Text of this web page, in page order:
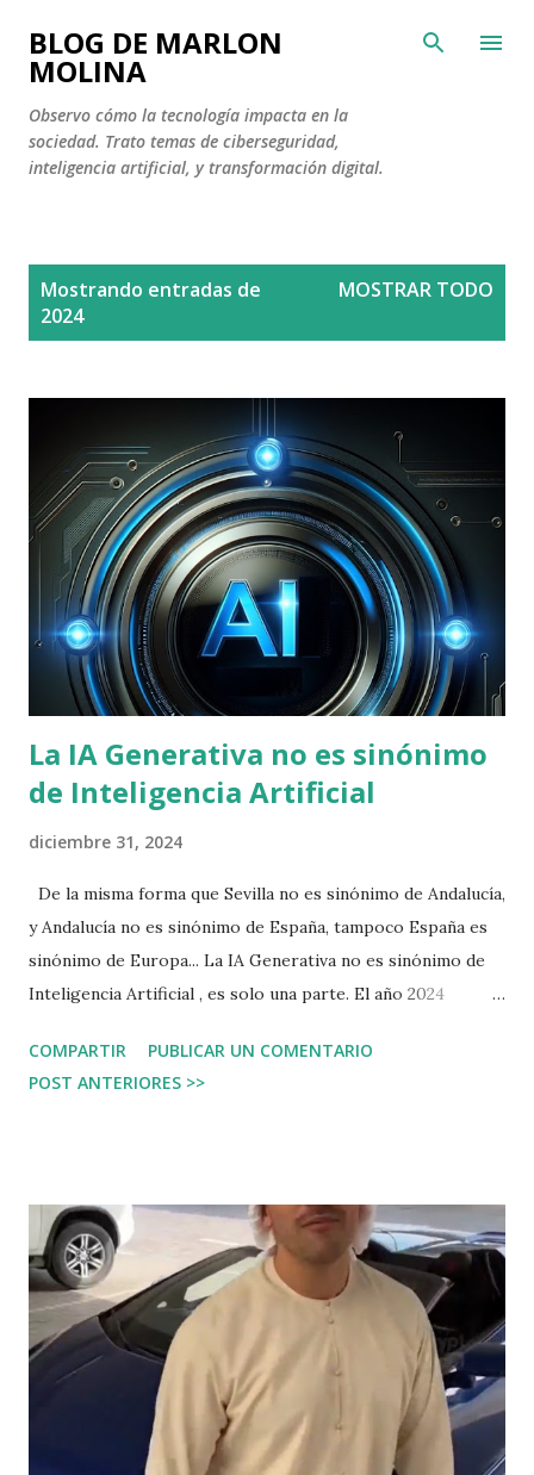
Ir al contenido principal
BLOG DE MARLON
MOLINA
Observo cómo la tecnología impacta en la
sociedad. Trato temas de ciberseguridad,
inteligencia artificial, y transformación digital.
Mostrando entradas de
2024
MOSTRAR TODO
La IA Generativa no es sinónimo
de Inteligencia Artificial
diciembre 31, 2024
De la misma forma que Sevilla no es sinónimo de Andalucía,
y Andalucía no es sinónimo de España, tampoco España es
sinónimo de Europa... La IA Generativa no es sinónimo de
Inteligencia Artificial , es solo una parte. El año 2024
desarrollo e inversión de Inteligencia Artificial, pero desde
mi punto de vista un retroceso en cuanto a la percepción
el control de un gobierno. Completado el año 2024, es
evidente que la IA Generativa ya no es magia, ya no debería
sorprender a los no tecnólogos. En este punto, creo que la
mayoría de la población, entiende que es una herramienta
más. Riesgo de una mala interpretación En mi opinión
existe un riesgo enorme en no interpretar correctamente
qué es la Inteligencia Artificial, y más aún, diferenciar la ...
COMPARTIR
PUBLICAR UN COMENTARIO
POST ANTERIORES >>